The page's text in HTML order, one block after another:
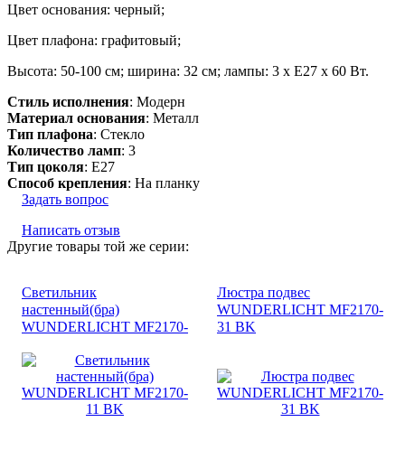
Цвет основания: черный;
Цвет плафона: графитовый;
Высота: 50-100 см; ширина: 32 см; лампы: 3 х Е27 х 60 Вт.
Стиль исполнения: Модерн
Материал основания: Металл
Тип плафона: Стекло
Количество ламп: 3
Тип цоколя: E27
Способ крепления: На планку
Задать вопрос
Написать отзыв
Другие товары той же серии:
Светильник
настенный(бра)
WUNDERLICHT MF2170-
Люстра подвес
WUNDERLICHT MF2170-
31 BK